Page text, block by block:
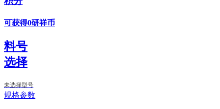
可获得0研祥币
料号
选择
未选择型号
规格参数